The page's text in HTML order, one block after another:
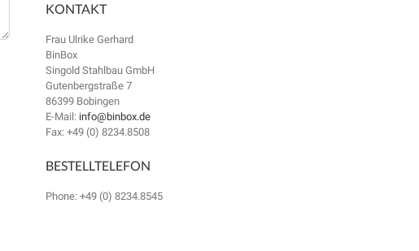
KONTAKT
Frau Ulrike Gerhard
BinBox
Singold Stahlbau GmbH
Gutenbergstraße 7
86399 Bobingen
E-Mail: info@binbox.de
Fax: +49 (0) 8234.8508
BESTELLTELEFON
Phone: +49 (0) 8234.8545